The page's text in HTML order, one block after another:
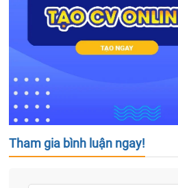
Tham gia bình luận ngay!